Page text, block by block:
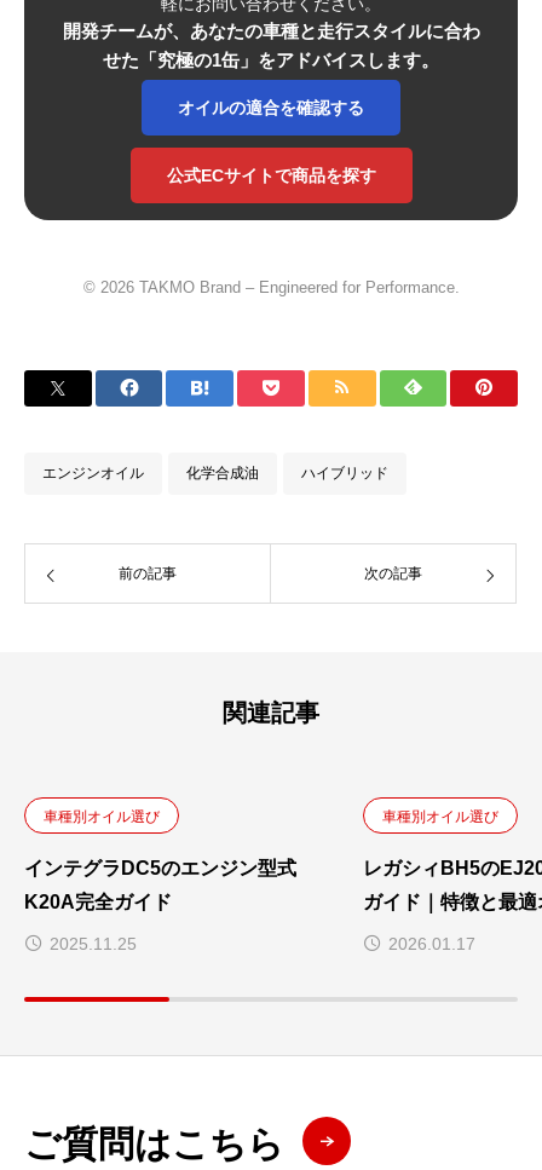
開発チームが、あなたの車種と走行スタイルに合わ
せた「究極の1缶」をアドバイスします。
オイルの適合を確認する
公式ECサイトで商品を探す
© 2026 TAKMO Brand – Engineered for Performance.
エンジンオイル 化学合成油 ハイブリッド
前の記事 次の記事
関連記事
車種別オイル選び
インテグラDC5のエンジン型式
K20A完全ガイド
2025.11.25
車種別オイル選び
レガシィBH5の
ガイド｜特徴と最
2026.01.17
ご質問はこちら